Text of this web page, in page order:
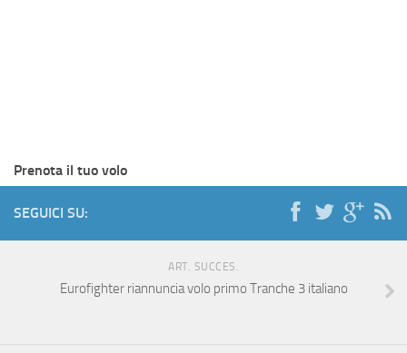
Prenota il tuo volo
SEGUICI SU:
ART. SUCCES.
Eurofighter riannuncia volo primo Tranche 3 italiano